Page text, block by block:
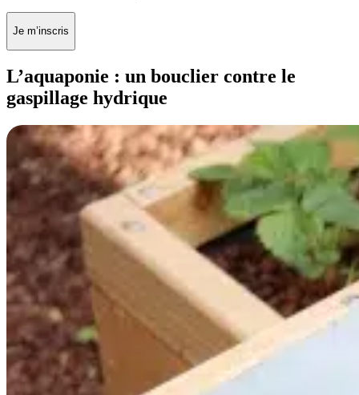
Je m’inscris
L’aquaponie : un bouclier contre le
gaspillage hydrique